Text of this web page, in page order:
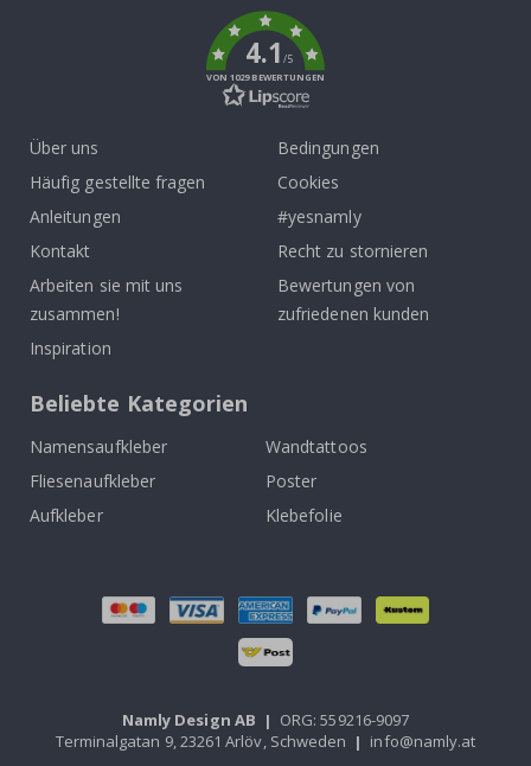
4.1/5
VON 1029 BEWERTUNGEN
Über uns
Häufig gestellte fragen
Anleitungen
Kontakt
Arbeiten sie mit uns
zusammen!
Inspiration
Bedingungen
Cookies
#yesnamly
Recht zu stornieren
Bewertungen von
zufriedenen kunden
Beliebte Kategorien
Namensaufkleber
Wandtattoos
Fliesenaufkleber
Poster
Aufkleber
Klebefolie
Namly Design AB | ORG: 559216-9097
Terminalgatan 9, 23261 Arlöv, Schweden | info@namly.at